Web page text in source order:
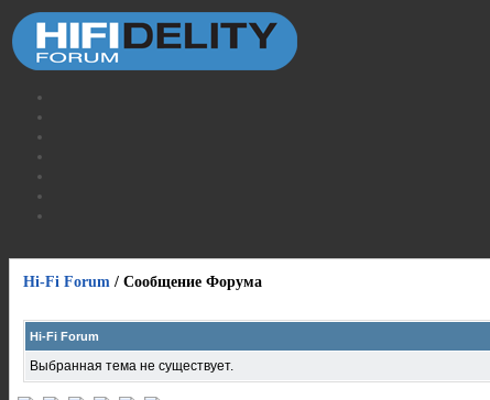
Hi-Fi Forum / Сообщение Форума
Hi-Fi Forum
Выбранная тема не существует.